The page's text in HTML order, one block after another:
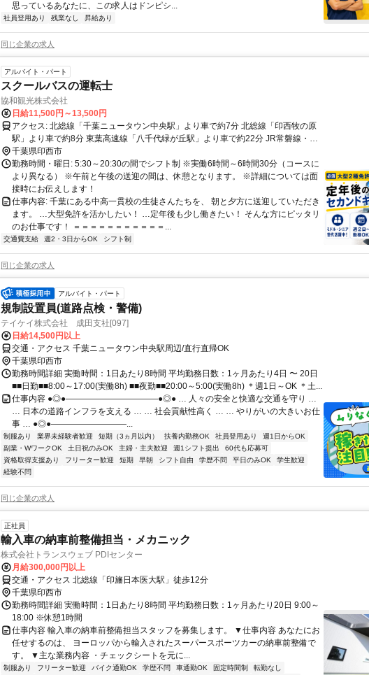
思っているあなたに、この求人はドンピシ...
社員登用あり 残業なし 昇給あり
同じ企業の求人
アルバイト・パート
スクールバスの運転士
協和観光株式会社
日給11,500円～13,500円
アクセス: 北総線「千葉ニュータウン中央駅」より車で約7分 北総線「印西牧の原
駅」より車で約8分 東葉高速線「八千代緑が丘駅」より車で約22分 JR常磐線・成
田線「安孫子駅」より車で約25分 京成本線・東葉高速線「勝田台駅/東葉勝田台
駅」より車で約20分 北総線・新京成線・東武アーバンパークライン「新鎌ヶ谷
駅」より車で約25分 JR成田線・京成本線「成田駅/京成成田駅」より車で約30分
★マイカー通勤OK！（無料駐車場あり） ★鎌ケ谷市、八千代市、白井市、佐倉
市、船橋市など、 周辺エリアから車で通勤しているスタッフも多数活躍中！
千葉県印西市
勤務時間・曜日: 5:30～20:30の間でシフト制 ※実働6時間～6時間30分（コースに
より異なる） ※午前と午後の送迎の間は、休憩となります。 ※詳細については面
接時にお伝えします！
仕事内容: 千葉にある中高一貫校の生徒さんたちを、 朝と夕方に送迎していただき
ます。 …大型免許を活かしたい！ …定年後も少し働きたい！ そんな方にピッタリ
のお仕事です！ ＝＝＝＝＝＝＝＝＝＝＝...
交通費支給 週2・3日からOK シフト制
同じ企業の求人
アルバイト・パート
規制設置員(道路点検・警備)
テイケイ株式会社 成田支社[097]
日給14,500円以上
交通・アクセス 千葉ニュータウン中央駅周辺/直行直帰OK
千葉県印西市
勤務時間詳細 実働時間：1日あたり8時間 平均勤務日数：1ヶ月あたり4日 〜 20日
■■日勤■■8:00～17:00(実働8h) ■■夜勤■■20:00～5:00(実働8h) ＊週1日～OK ＊土...
仕事内容 ●◎●―――――――――――●◎● … 人々の安全と快適な交通を守り …
… 日本の道路インフラを支える … … 社会貢献性高く … … やりがいの大きいお仕
事 … ●◎●―――――――――...
制服あり 業界未経験者歓迎 短期（3ヵ月以内） 扶養内勤務OK 社員登用あり
週1日からOK
副業・WワークOK
土日祝のみOK 主婦・主夫歓迎 週1シフト提出
60代も応募可
資格取得支援あり
フリーター歓迎 短期 早朝 シフト自由 学歴不問 平日のみOK
学生歓迎
経験不問
同じ企業の求人
正社員
輸入車の納車前整備担当・メカニック
株式会社トランスウェブ PDIセンター
月給300,000円以上
交通・アクセス 北総線「印旛日本医大駅」徒歩12分
千葉県印西市
勤務時間詳細 実働時間：1日あたり8時間 平均勤務日数：1ヶ月あたり20日 9:00～
18:00 ※休憩1時間
仕事内容 輸入車の納車前整備担当スタッフを募集します。 ▼仕事内容 あなたにお
任せするのは、 ヨーロッパから輸入されたスーパースポーツカーの納車前整備で
す。 ▼主な業務内容 ・チェックシートを元に...
制服あり フリーター歓迎 バイク通勤OK 学歴不問 車通勤OK 固定時間制
転勤なし